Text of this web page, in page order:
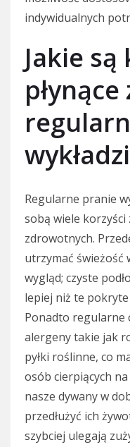
indywidualnych
Jakie są
płynące
Regularne pranie
sobą wiele
zdrowotnych.
utrzymać
wygląd; czyste
lepiej niż te
Ponadto regularne
alergeny takie jak
pyłki roślinne, co
osób cierpiących
nasze dywany w
przedłużyć ich
szybciej ulegają